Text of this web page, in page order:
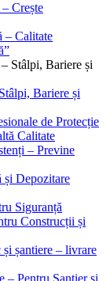
Crește
– Calitate
Bariere și
de Protecție
Calitate
– Previne
și Depozitare
Siguranță
Construcții și
șantiere – livrare
– Pentru Șantier și